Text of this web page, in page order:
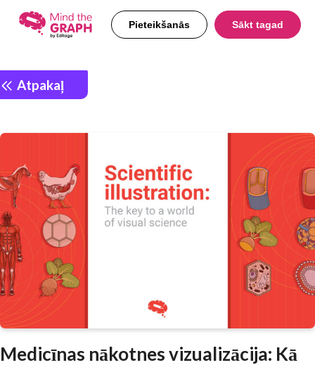
Pieteikšanās Sākt tagad
Atpakaļ
Medicīnas nākotnes vizualizācija: Kā